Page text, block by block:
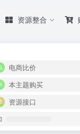
资源整合
电商比价
本主题购买
资源接口